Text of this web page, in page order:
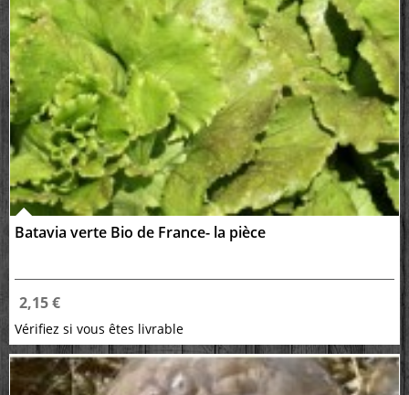
Batavia verte Bio de France- la pièce
2,15 €
Vérifiez si vous êtes livrable